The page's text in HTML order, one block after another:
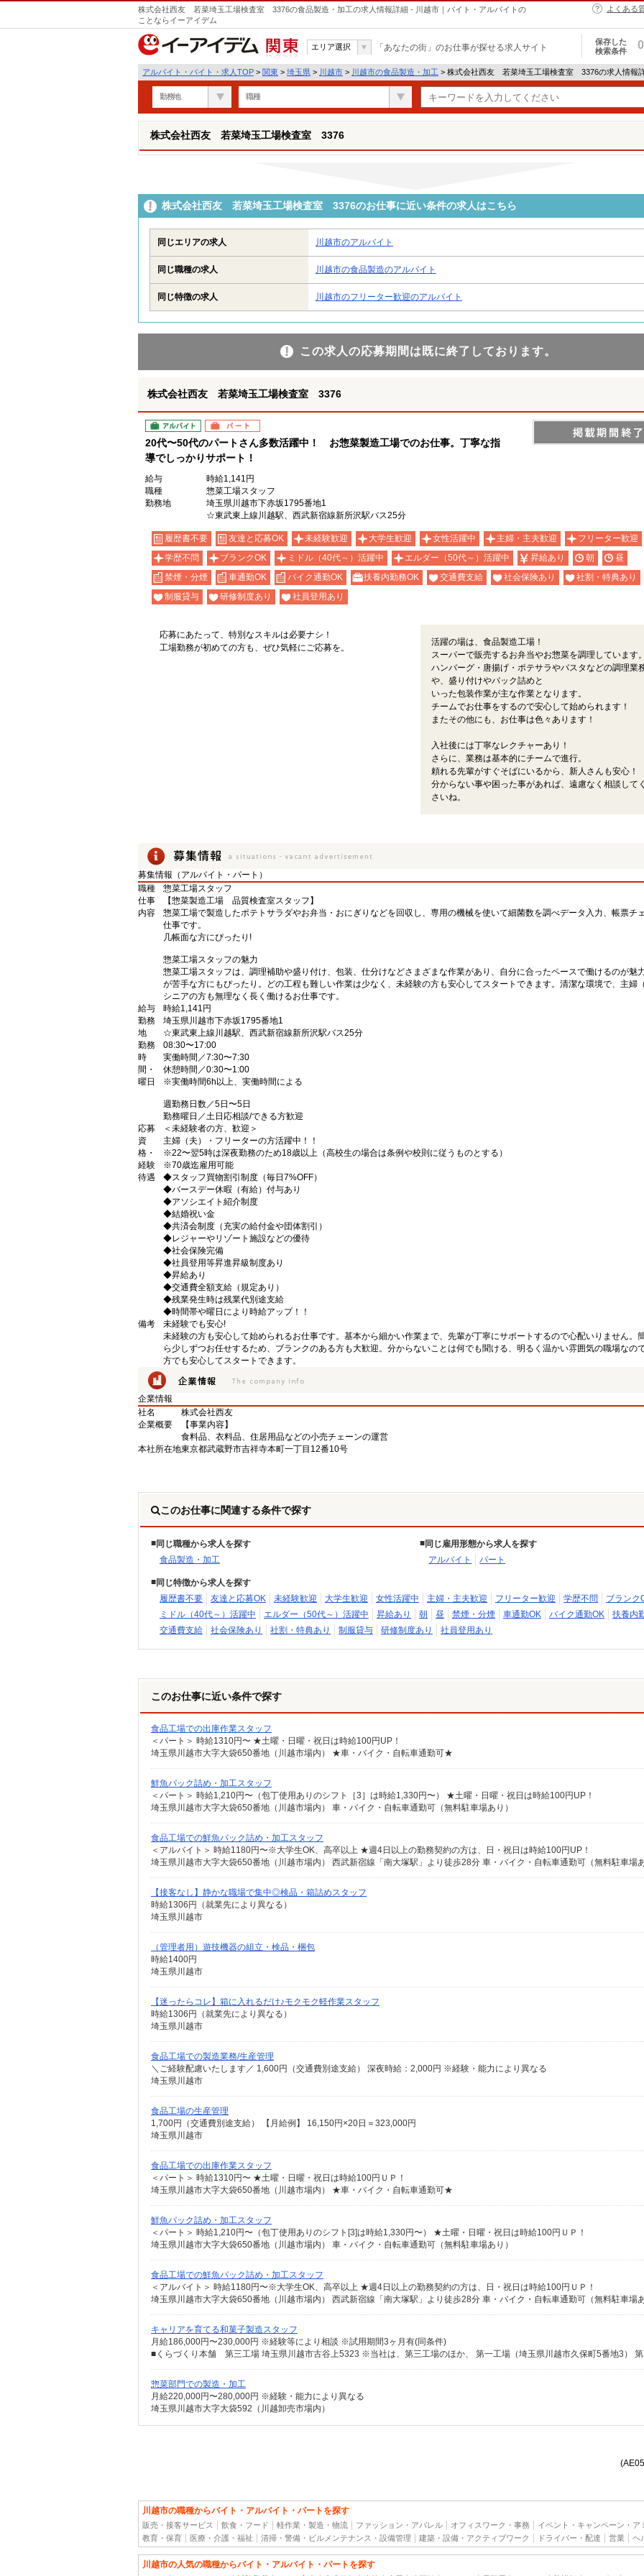
株式会社西友 若菜埼玉工場検査室 3376の食品製造・加工の求人情報詳細 - 川越市｜バイト・アルバイトの
ことならイーアイデム
よくある
関東
エリア選択 「あなたの街」のお仕事が探せる求人サイト
保存した
検索条件
0
アルバイト・バイト・求人TOP > 関東 > 埼玉県 > 川越市 > 川越市の食品製造・加工 > 株式会社西友 若菜埼玉工場検査室 3376の求人情報
勤務地 職種
株式会社西友 若菜埼玉工場検査室 3376
株式会社西友 若菜埼玉工場検査室 3376のお仕事に近い条件の求人はこちら
同じエリアの求人 川越市のアルバイト
同じ職種の求人 川越市の食品製造のアルバイト
同じ特徴の求人 川越市のフリーター歓迎のアルバイト
この求人の応募期間は既に終了しております。
株式会社西友 若菜埼玉工場検査室 3376
アルバイト パート
20代〜50代のパートさん多数活躍中！ お惣菜製造工場でのお仕事。丁寧な指
導でしっかりサポート！
給与
時給1,141円
職種
惣菜工場スタッフ
勤務地
埼玉県川越市下赤坂1795番地1
☆東武東上線川越駅、西武新宿線新所沢駅バス25分
履歴書不要 友達と応募OK 未経験歓迎 大学生歓迎 女性活躍中 主婦・主夫歓迎
フリーター歓迎
学歴不問
ブランクOK ミドル（40代～）活躍中 エルダー（50代～）活躍中 昇給あり 朝
昼
禁煙・分煙
車通勤OK バイク通勤OK 扶養内勤務OK 交通費支給 社会保険あり
社割・特典あり
制服貸与
研修制度あり 社員登用あり
応募にあたって、特別なスキルは必要ナシ！
工場勤務が初めての方も、ぜひ気軽にご応募を。
活躍の場は、食品製造工場！
スーパーで販売するお弁当やお惣菜を調理しています。
ハンバーグ・唐揚げ・ポテサラやパスタなどの調理業
や、盛り付けやパック詰めと
いった包装作業が主な作業となります。
チームでお仕事をするので安心して始められます！
またその他にも、お仕事は色々あります！
入社後には丁寧なレクチャーあり！
さらに、業務は基本的にチームで進行。
頼れる先輩がすぐそばにいるから、新人さんも安心！
分からない事や困った事があれば、遠慮なく相談して
さいね。
募集情報（アルバイト・パート）
職種
惣菜工場スタッフ
仕事
内容
【惣菜製造工場 品質検査室スタッフ】
惣菜工場で製造したポテトサラダやお弁当・おにぎりなどを回収し、専用の機械を使いて細菌数を調べデータ入力、帳票チ
仕事です。
几帳面な方にぴったり!
惣菜工場スタッフの魅力
惣菜工場スタッフは、調理補助や盛り付け、包装、仕分けなどさまざまな作業があり、自分に合ったペースで働けるのが魅
が苦手な方にもぴったり。どの工程も難しい作業は少なく、未経験の方も安心してスタートできます。清潔な環境で、主婦
シニアの方も無理なく長く働けるお仕事です。
給与
時給1,141円
勤務
地
埼玉県川越市下赤坂1795番地1
☆東武東上線川越駅、西武新宿線新所沢駅バス25分
勤務
時
間・
曜日
08:30〜17:00
実働時間／7:30〜7:30
休憩時間／0:30〜1:00
※実働時間6h以上、実働時間による
週勤務日数／5日〜5日
勤務曜日／土日応相談/できる方歓迎
応募
資
格・
経験
＜未経験者の方、歓迎＞
主婦（夫）・フリーターの方活躍中！！
※22〜翌5時は深夜勤務のため18歳以上（高校生の場合は条例や校則に従うものとする）
※70歳迄雇用可能
待遇
◆スタッフ買物割引制度（毎日7%OFF）
◆バースデー休暇（有給）付与あり
◆アソシエイト紹介制度
◆結婚祝い金
◆共済会制度（充実の給付金や団体割引）
◆レジャーやリゾート施設などの優待
◆社会保険完備
◆社員登用等昇進昇級制度あり
◆昇給あり
◆交通費全額支給（規定あり）
◆残業発生時は残業代別途支給
◆時間帯や曜日により時給アップ！！
備考
未経験でも安心!
未経験の方も安心して始められるお仕事です。基本から細かい作業まで、先輩が丁寧にサポートするので心配いりません。
ら少しずつお任せするため、ブランクのある方も大歓迎。分からないことは何でも聞ける、明るく温かい雰囲気の職場なの
方でも安心してスタートできます。
企業情報
社名
株式会社西友
企業概要
【事業内容】
食料品、衣料品、住居用品などの小売チェーンの運営
本社所在地東京都武蔵野市吉祥寺本町一丁目12番10号
このお仕事に関連する条件で探す
同じ職種から求人を探す
食品製造・加工
同じ雇用形態から求人を探す
アルバイト
パート
同じ特徴から求人を探す
履歴書不要
友達と応募OK 未経験歓迎 大学生歓迎 女性活躍中 主婦・主夫歓迎 フリーター歓迎 学歴不問
ブランク
ミドル（40代～）活躍中
エルダー（50代～）活躍中 昇給あり 朝 昼 禁煙・分煙 車通勤OK バイク通勤OK
扶養内
交通費支給
社会保険あり 社割・特典あり 制服貸与 研修制度あり 社員登用あり
このお仕事に近い条件で探す
食品工場での出庫作業スタッフ
＜パート＞ 時給1310円〜 ★土曜・日曜・祝日は時給100円UP！
埼玉県川越市大字大袋650番地（川越市場内） ★車・バイク・自転車通勤可★
鮮魚パック詰め・加工スタッフ
＜パート＞ 時給1,210円〜（包丁使用ありのシフト［3］は時給1,330円〜） ★土曜・日曜・祝日は時給100円UP！
埼玉県川越市大字大袋650番地（川越市場内） 車・バイク・自転車通勤可（無料駐車場あり）
食品工場での鮮魚パック詰め・加工スタッフ
＜アルバイト＞ 時給1180円〜※大学生OK、高卒以上 ★週4日以上の勤務契約の方は、日・祝日は時給100円UP！
埼玉県川越市大字大袋650番地（川越市場内） 西武新宿線「南大塚駅」より徒歩28分 車・バイク・自転車通勤可（無料駐車場あ
【接客なし】静かな職場で集中◎検品・箱詰めスタッフ
時給1306円（就業先により異なる）
埼玉県川越市
（管理者用）遊技機器の組立・検品・梱包
時給1400円
埼玉県川越市
【迷ったらコレ】箱に入れるだけ♪モクモク軽作業スタッフ
時給1306円（就業先により異なる）
埼玉県川越市
食品工場での製造業務/生産管理
＼ご経験配慮いたします／ 1,600円（交通費別途支給） 深夜時給：2,000円 ※経験・能力により異なる
埼玉県川越市
食品工場の生産管理
1,700円（交通費別途支給） 【月給例】 16,150円×20日＝323,000円
埼玉県川越市
食品工場での出庫作業スタッフ
＜パート＞ 時給1310円〜 ★土曜・日曜・祝日は時給100円ＵＰ！
埼玉県川越市大字大袋650番地（川越市場内） ★車・バイク・自転車通勤可★
鮮魚パック詰め・加工スタッフ
＜パート＞ 時給1,210円〜（包丁使用ありのシフト[3]は時給1,330円〜） ★土曜・日曜・祝日は時給100円ＵＰ！
埼玉県川越市大字大袋650番地（川越市場内） 車・バイク・自転車通勤可（無料駐車場あり）
食品工場での鮮魚パック詰め・加工スタッフ
＜アルバイト＞ 時給1180円〜※大学生OK、高卒以上 ★週4日以上の勤務契約の方は、日・祝日は時給100円ＵＰ！
埼玉県川越市大字大袋650番地（川越市場内） 西武新宿線「南大塚駅」より徒歩28分 車・バイク・自転車通勤可（無料駐車場あ
キャリアを育てる和菓子製造スタッフ
月給186,000円〜230,000円 ※経験等により相談 ※試用期間3ヶ月有(同条件)
惣菜部門での製造・加工
月給220,000円〜280,000円 ※経験・能力により異なる
埼玉県川越市大字大袋592（川越卸売市場内）
川越市の職種からバイト・アルバイト・パートを探す
販売・接客サービス 飲食・フード 軽作業・製造・物流 ファッション・アパレル オフィスワーク・事務 イベント・キャンペーン・ア
教育・保育
医療・介護・福祉 清掃・警備・ビルメンテナンス・設備管理 建築・設備・アクティブワーク ドライバー・配達 営業 ヘ
川越市の人気の職種からバイト・アルバイト・パートを探す